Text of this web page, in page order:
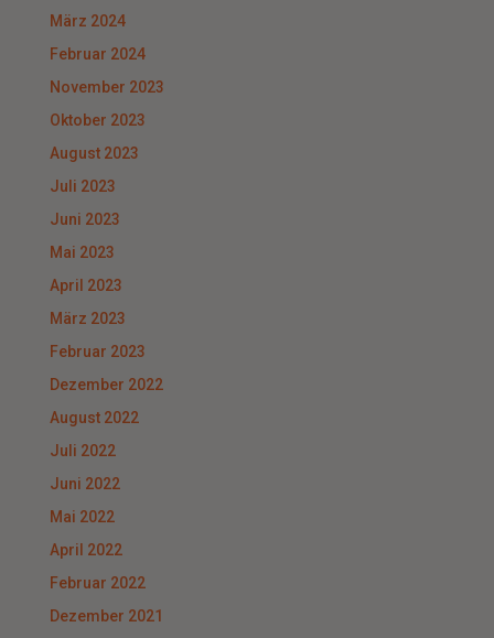
März 2024
Februar 2024
November 2023
Oktober 2023
August 2023
Juli 2023
Juni 2023
Mai 2023
April 2023
März 2023
Februar 2023
Dezember 2022
August 2022
Juli 2022
Juni 2022
Mai 2022
April 2022
Februar 2022
Dezember 2021